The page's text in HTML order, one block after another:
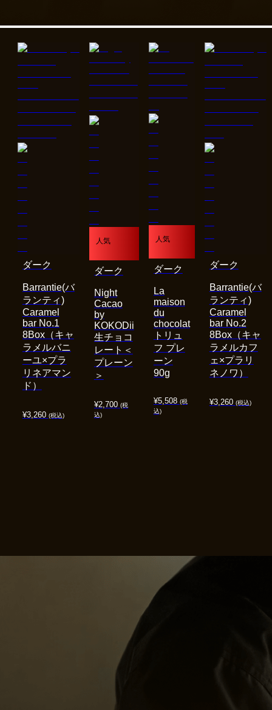
¥3,260 (税込)
Barrantie(バ
ランティ)
Caramel
bar No.1
8Box（キャ
ラメルバニ
ーユ×プラ
リネアマン
ド）
ダーク
人気
¥2,700 (税
込)
Night
Cacao
by
KOKODii
生チョコ
レート＜
プレーン
＞
ダーク
人気
¥5,508 (税
込)
La
maison
du
chocolat
トリュ
フ プレ
ーン
90g
ダーク
¥3,260 (税込)
Barrantie(バ
ランティ)
Caramel
bar No.2
8Box（キャ
ラメルカフ
ェ×プラリ
ネノワ）
ダーク